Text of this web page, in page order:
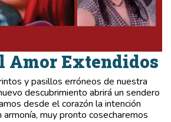
Amor Extendidos
y pasillos erróneos de nuestra
descubrimiento abrirá un sendero
desde el corazón la intención
armonía, muy pronto cosecharemos